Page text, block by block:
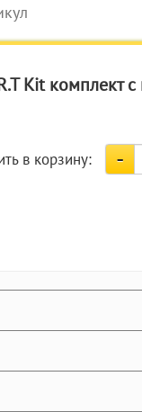
Kit комплект
в корзину: